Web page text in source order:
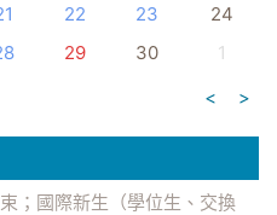
22 23
24
29 30
1
<
>
；國際新生（學位生、交換